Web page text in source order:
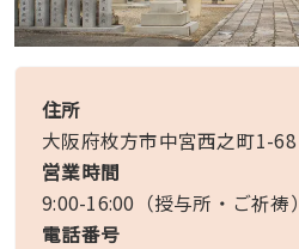
住所
大阪府枚方市中宮西之町1-68
営業時間
9:00-16:00（授与所・ご祈祷）
電話番号